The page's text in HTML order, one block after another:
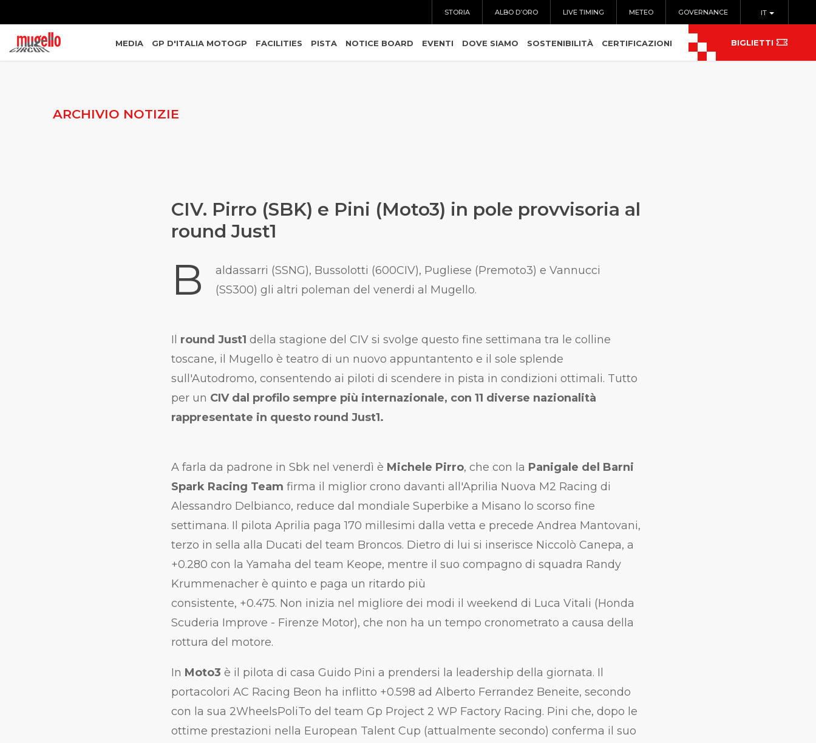
IT
STORIA ALBO D’ORO LIVE TIMING METEO GOVERNANCE
MEDIA GP D'ITALIA MOTOGP FACILITIES PISTA NOTICE BOARD EVENTI DOVE SIAMO SOSTENIBILITÀ CERTIFICAZIONI BIGLIETTI
ARCHIVIO NOTIZIE
CIV. Pirro (SBK) e Pini (Moto3) in pole provvisoria al
round Just1
B
aldassarri (SSNG), Bussolotti (600CIV), Pugliese (Premoto3) e Vannucci
(SS300) gli altri poleman del venerdi al Mugello.
Il round Just1 della stagione del CIV si svolge questo fine settimana tra le colline
toscane, il Mugello è teatro di un nuovo appuntantento e il sole splende
sull'Autodromo, consentendo ai piloti di scendere in pista in condizioni ottimali. Tutto
per un CIV dal profilo sempre più internazionale, con 11 diverse nazionalità
rappresentate in questo round Just1.
A farla da padrone in Sbk nel venerdì è Michele Pirro, che con la Panigale del Barni
Spark Racing Team firma il miglior crono davanti all'Aprilia Nuova M2 Racing di
Alessandro Delbianco, reduce dal mondiale Superbike a Misano lo scorso fine
settimana. Il pilota Aprilia paga 170 millesimi dalla vetta e precede Andrea Mantovani,
terzo in sella alla Ducati del team Broncos. Dietro di lui si inserisce Niccolò Canepa, a
+0.280 con la Yamaha del team Keope, mentre il suo compagno di squadra Randy
Krummenacher è quinto e paga un ritardo più
consistente, +0.475. Non inizia nel migliore dei modi il weekend di Luca Vitali (Honda
Scuderia Improve - Firenze Motor), che non ha un tempo cronometrato a causa della
rottura del motore.
In Moto3 è il pilota di casa Guido Pini a prendersi la leadership della giornata. Il
portacolori AC Racing Beon ha inflitto +0.598 ad Alberto Ferrandez Beneite, secondo
con la sua 2WheelsPoliTo del team Gp Project 2 WP Factory Racing. Pini che, dopo le
ottime prestazioni nella European Talent Cup (attualmente secondo) conferma il suo